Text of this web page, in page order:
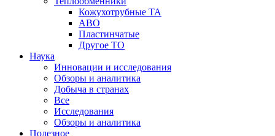
Кожухотрубные ТА
АВО
Пластинчатые
Другое ТО
Наука
Инновации и исследования
Обзоры и аналитика
Добыча в странах
Все
Исследования
Обзоры и аналитика
Полезное